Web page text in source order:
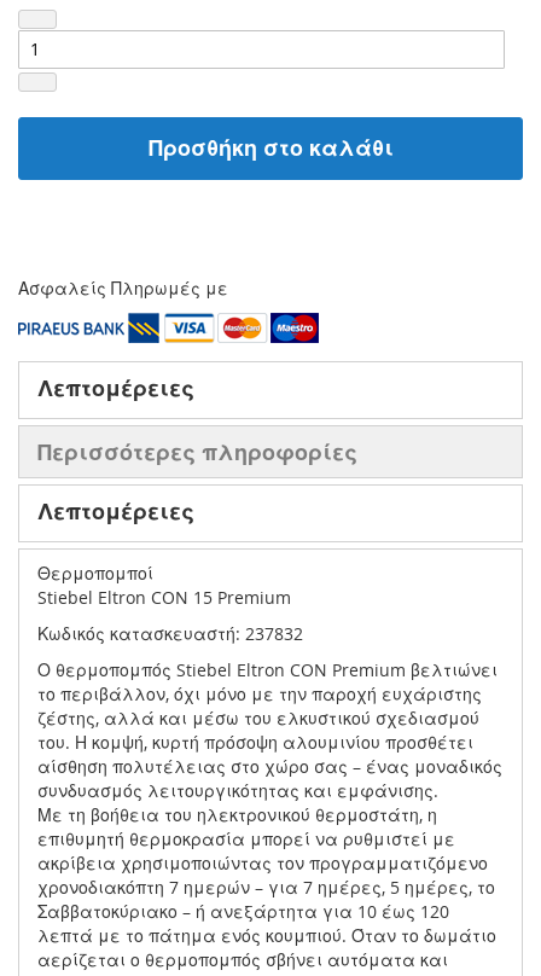
Προσθήκη στο καλάθι
Ασφαλείς Πληρωμές με
Λεπτομέρειες
Περισσότερες πληροφορίες
Λεπτομέρειες
Θερμοπομποί
Stiebel Eltron CON 15 Premium
Κωδικός κατασκευαστή: 237832
Ο θερμοπομπός Stiebel Eltron CON Premium βελτιώνει
το περιβάλλον, όχι μόνο με την παροχή ευχάριστης
ζέστης, αλλά και μέσω του ελκυστικού σχεδιασμού
του. Η κομψή, κυρτή πρόσοψη αλουμινίου προσθέτει
αίσθηση πολυτέλειας στο χώρο σας – ένας μοναδικός
συνδυασμός λειτουργικότητας και εμφάνισης.
Με τη βοήθεια του ηλεκτρονικού θερμοστάτη, η
επιθυμητή θερμοκρασία μπορεί να ρυθμιστεί με
ακρίβεια χρησιμοποιώντας τον προγραμματιζόμενο
χρονοδιακόπτη 7 ημερών – για 7 ημέρες, 5 ημέρες, το
Σαββατοκύριακο – ή ανεξάρτητα για 10 έως 120
λεπτά με το πάτημα ενός κουμπιού. Όταν το δωμάτιο
αερίζεται ο θερμοπομπός σβήνει αυτόματα και